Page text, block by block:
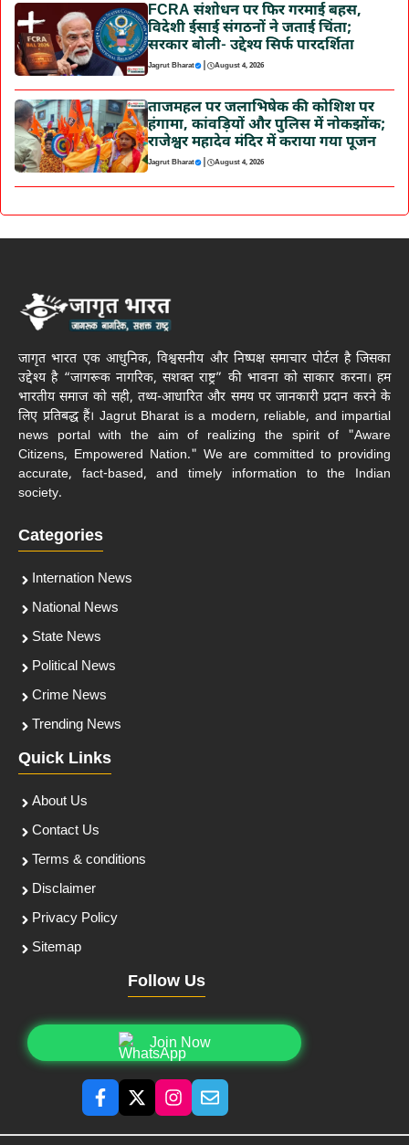
FCRA संशोधन पर फिर गरमाई बहस,
विदेशी ईसाई संगठनों ने जताई चिंता;
सरकार बोली- उद्देश्य सिर्फ पारदर्शिता
Jagrut Bharat | August 4, 2026
ताजमहल पर जलाभिषेक की कोशिश पर
हंगामा, कांवड़ियों और पुलिस में नोकझोंक;
राजेश्वर महादेव मंदिर में कराया गया पूजन
Jagrut Bharat | August 4, 2026
जागृत भारत एक आधुनिक, विश्वसनीय और निष्पक्ष समाचार पोर्टल है जिसका
उद्देश्य है “जागरूक नागरिक, सशक्त राष्ट्र” की भावना को साकार करना। हम
भारतीय समाज को सही, तथ्य-आधारित और समय पर जानकारी प्रदान करने के
लिए प्रतिबद्ध हैं। Jagrut Bharat is a modern, reliable, and impartial
news portal with the aim of realizing the spirit of "Aware
Citizens, Empowered Nation." We are committed to providing
accurate, fact-based, and timely information to the Indian
society.
Categories
Internation News
National News
State News
Political News
Crime News
Trending News
Quick Links
About Us
Contact Us
Terms & conditions
Disclaimer
Privacy Policy
Sitemap
Follow Us
Join Now